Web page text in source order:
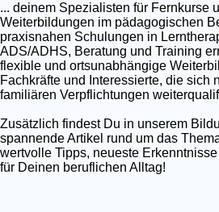
... deinem Spezialisten für Fernkurse
Weiterbildungen im pädagogischen
praxisnahen Schulungen in
ADS/ADHS, Beratung und Training
flexible und ortsunabhängige
Fachkräfte und Interessierte, die sich
familiären Verpflichtungen
Zusätzlich findest Du in unserem
spannende Artikel rund um das
wertvolle Tipps, neueste
für Deinen beruflichen Alltag!